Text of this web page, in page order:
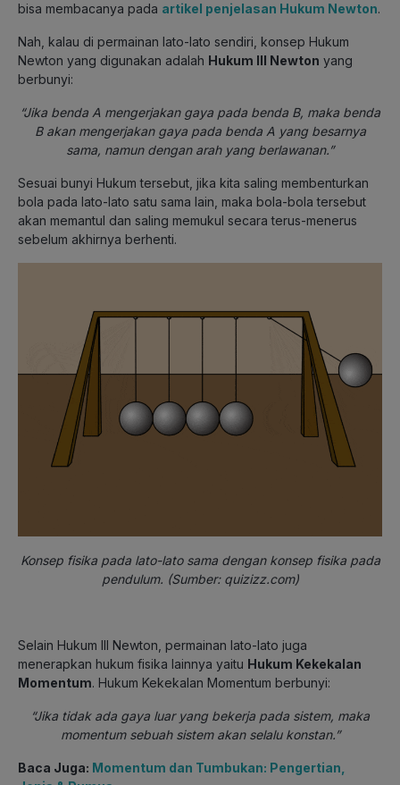
bisa membacanya pada artikel penjelasan Hukum Newton.
Nah, kalau di permainan lato-lato sendiri, konsep Hukum
Newton yang digunakan adalah Hukum III Newton yang
berbunyi:
“Jika benda A mengerjakan gaya pada benda B, maka benda
B akan mengerjakan gaya pada benda A yang besarnya
sama, namun dengan arah yang berlawanan.”
Sesuai bunyi Hukum tersebut, jika kita saling membenturkan
bola pada lato-lato satu sama lain, maka bola-bola tersebut
akan memantul dan saling memukul secara terus-menerus
sebelum akhirnya berhenti.
Konsep fisika pada lato-lato sama dengan konsep fisika pada
pendulum. (Sumber: quizizz.com)
Selain Hukum III Newton, permainan lato-lato juga
menerapkan hukum fisika lainnya yaitu Hukum Kekekalan
Momentum. Hukum Kekekalan Momentum berbunyi:
“Jika tidak ada gaya luar yang bekerja pada sistem, maka
momentum sebuah sistem akan selalu konstan.”
Baca Juga: Momentum dan Tumbukan: Pengertian,